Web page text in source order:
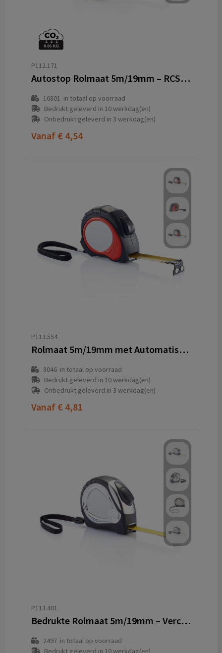
P112.171
Autostop Rolmaat 5m/19mm – RCS Gecertificeerd Gerecycled ABS
16801 in totaal op voorraad
Bedrukt geleverd in 10 werkdag(en)
Onbedrukt geleverd in 3 werkdag(en)
Vanaf € 4,54
P113.554
Rolmaat 5m/19mm met Automatische Stop en Magnetische Clip
8046in totaal op voorraad
Bedrukt geleverd in 10 werkdag(en)
Onbedrukt geleverd in 3 werkdag(en)
Vanaf € 4,81
P113.401
Bedrukte Rolmaat 5m/19mm – Verchroomde Kast met Soft Rubber Grip
2497in totaal op voorraad
Bedrukt geleverd in 10 werkdag(en)